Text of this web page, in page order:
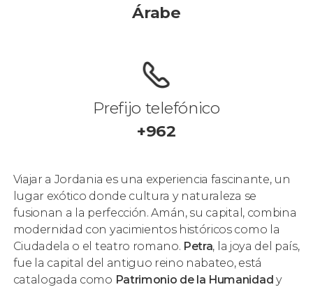
Árabe
Prefijo telefónico
+962
Viajar a Jordania es una experiencia fascinante, un
lugar exótico donde cultura y naturaleza se
fusionan a la perfección. Amán, su capital, combina
modernidad con yacimientos históricos como la
Ciudadela o el teatro romano. Petra, la joya del país,
fue la capital del antiguo reino nabateo, está
catalogada como Patrimonio de la Humanidad y